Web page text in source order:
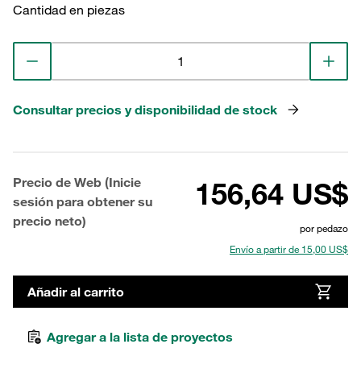
Cantidad en piezas
Consultar precios y disponibilidad de stock
Precio de Web (Inicie
sesión para obtener su
precio neto)
156,64 US$
por pedazo
Envío a partir de 15,00 US$
Añadir al carrito
Agregar a la lista de proyectos